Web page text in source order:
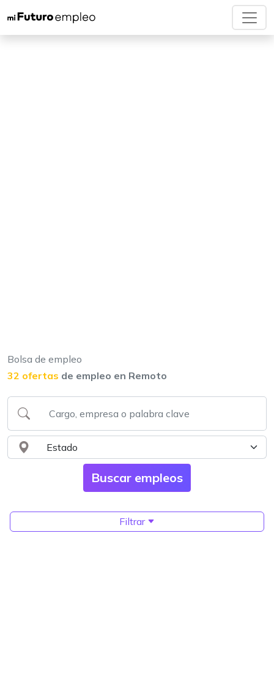
Bolsa de empleo
32 ofertas de empleo en Remoto
Filtrar